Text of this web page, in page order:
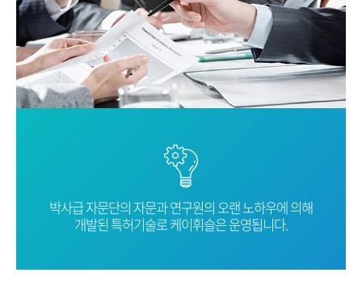
박사급 자문단의 자문과 연구원의 오랜노하우에 의해
개발된 특허기술로케이휘슬은 운영됩니다.